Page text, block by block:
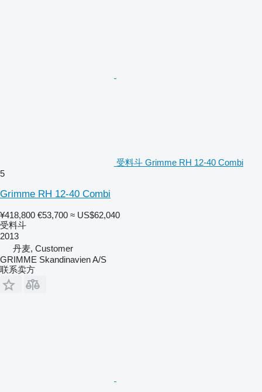
受料斗 Grimme RH 12-40 Combi
5
Grimme RH 12-40 Combi
¥418,800 €53,700 ≈ US$62,040
受料斗
2013
丹麦, Customer
GRIMME Skandinavien A/S
联系卖方